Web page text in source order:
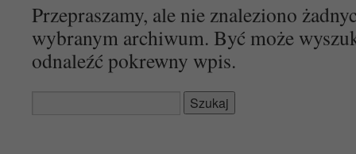
Przepraszamy, ale nie znaleziono
wybranym archiwum. Być może
odnaleźć pokrewny wpis.